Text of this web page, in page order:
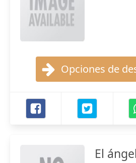
Opciones de
El